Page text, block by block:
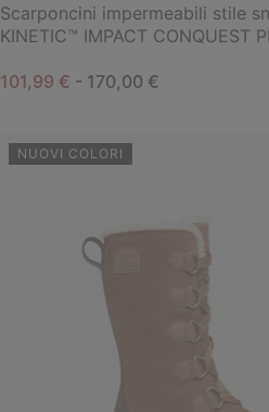
Scarponcini impermeabili stile
KINETIC™ IMPACT CONQUEST
Minimum sale price:
101,99 € - Maximum price:
170,00 €
NUOVI COLORI